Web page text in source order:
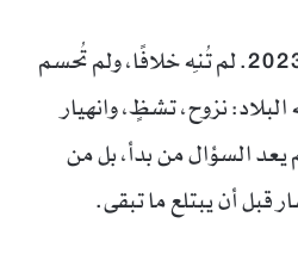
ثم جاءت الحرب في أبريل 2023. لم تُنهِ خلافًا، ولم تُحسم
نزوح، تشظٍ، وانهيار
السؤال من بدأ، بل من
قبل أن يبتلع ما تبقى.